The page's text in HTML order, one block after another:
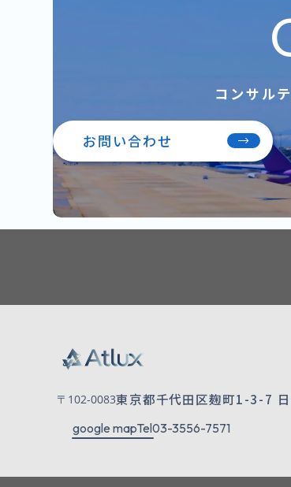
コンサル
お問い合わせ
〒102-0083東京都千代田区麹町1-3-7
google mapTel03-3556-7571